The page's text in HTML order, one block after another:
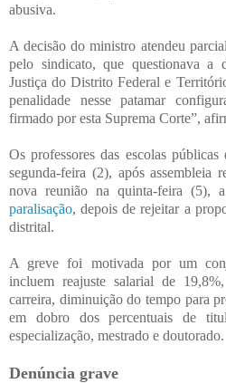
abusiva.
A decisão do ministro atendeu
pelo sindicato, que questionava a
Justiça do Distrito Federal e
penalidade nesse patamar
firmado por esta Suprema Corte”,
Os professores das escolas
segunda-feira (2), após assembleia
nova reunião na quinta-feira (5),
paralisação, depois de rejeitar a
distrital.
A greve foi motivada por um
incluem reajuste salarial de
carreira, diminuição do tempo para
em dobro dos percentuais de
especialização, mestrado e doutorado.
Denúncia grave